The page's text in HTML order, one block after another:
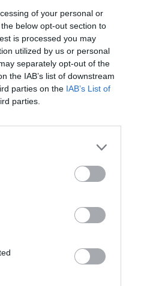
of your personal or
below opt-out section to
is processed you may
utilized by us or personal
separately opt-out of the
the IAB’s list of downstream
parties on the IAB’s List of
parties.